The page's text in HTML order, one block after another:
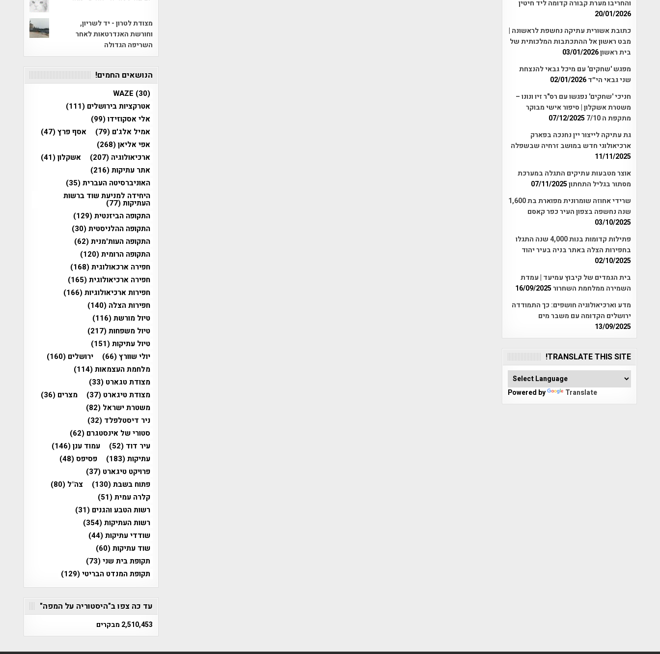
והחריבו מערת קבורה קדומה ליד חיטין
20/01/2026
כתובת אשורית עתיקה נחשפת לראשונה |
מבט ראשון אל ההתכתבות המלכותית של
בית ראשון03/01/2026
מפגש 'שחקים' עם מיכל גבאי להנצחת
שני גבאי הי״ד02/01/2026
חניכי 'שחקים' נפגשו עם רס"ר זיו ונונו –
משטרת אשקלון | סיפור אישי מבוקר
מתקפת ה 7/10
07/12/2025
גת עתיקה לייצור יין נחנכה בפארק
ארכיאולוגי חדש במושב זרחיה שבשפלה
11/11/2025
אוצר מטבעות עתיקים התגלה במערכת
מסתור בגליל התחתון07/11/2025
שרידי אחוזה שומרונית מפוארת בת 1,600
שנה נחשפה בצפון העיר כפר קאסם
03/10/2025
פתילות קדומות בנות 4,000 שנה התגלו
בחפירות הצלה באתר בניה בעיר יהוד
02/10/2025
בית הגמדים של קיבוץ עמיעד | עמדת
השמירה ממלחמת השחרור16/09/2025
מדע וארכיאולוגיה חושפים: כך התמודדה
ירושלים הקדומה עם משבר מים
13/09/2025
TRANSLATE THIS SITE!
Powered by Translate
מצודת לטרון - יד לשריון,
וחורשת האנדרטאות לאחר
השריפה הגדולה
הנושאים החמים!
WAZE (30)
אטרקציות בירושלים (111)
אלי אסקוזידו(99)
אמיל אלג'ם (79) אסף פרץ(47)
אפי אליאן(268)
ארכיאולוגיה (207) אשקלון(41)
אתר עתיקות(216)
האוניברסיטה העברית(35)
היחידה למניעת שוד ברשות
העתיקות(77)
התקופה הביזנטית(129)
התקופה ההלניסטית(30)
התקופה העות'מנית(62)
התקופה הרומית(120)
חפירה ארכאולוגית(168)
חפירה ארכיאולוגית(165)
חפירות ארכיאולוגיות(166)
חפירות הצלה (140)
טיול מורשת(116)
טיול משפחות(217)
טיול עתיקות(151)
יולי שוורץ(66) ירושלים (160)
מלחמת העצמאות(114)
מצודת טגארט (33)
מצודת טיגארט (37) מצרים (36)
משטרת ישראל (82)
ניר דיסטלפלד (32)
סטורי של אינסטגרם (62)
עיר דוד (52) עמוד ענן(146)
עתיקות(183) פסיפס(48)
פרויקט טיגארט (37)
פתוח בשבת(130) צה"ל (80)
קלרה עמית(51)
רשות הטבע והגנים (31)
רשות העתיקות(354)
שודדי עתיקות(44)
שוד עתיקות(60)
תקופת בית שני(73)
תקופת המנדט הבריטי(129)
עד כה צפו ב"היסטוריה על המפה"
2,510,453 מבקרים